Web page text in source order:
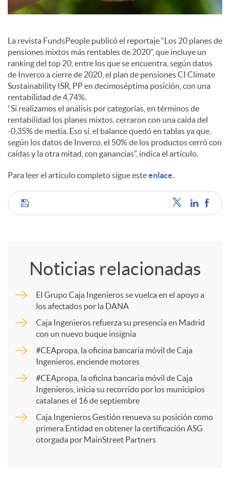
e
s
La revista FundsPeople publicó el reportaje “Los 20 planes de
pensiones mixtos más rentables de 2020”, que incluye un
ranking del top 20, entre los que se encuentra, según datos
de Inverco a cierre de 2020, el plan de pensiones CI Climate
Sustainability ISR, PP en decimoséptima posición, con una
rentabilidad de 4,74%.
“Si realizamos el análisis por categorías, en términos de
rentabilidad los planes mixtos, cerraron con una caída del
-0,35% de media. Eso sí, el balance quedó en tablas ya que,
según los datos de Inverco, el 50% de los productos cerró con
caídas y la otra mitad, con ganancias”, indica el artículo.
Para leer el artículo completo sigue esteenlace.
C
p
a
r
t
Noticias relacionadas
El Grupo Caja Ingenieros se vuelca en el apoyo a
los afectados por la DANA
Caja Ingenieros refuerza su presencia en Madrid
con un nuevo buque insignia
#CEApropa, la oficina bancaria móvil de Caja
Ingenieros, enciende motores
#CEApropa, la oficina bancaria móvil de Caja
Ingenieros, inicia su recorrido por los municipios
catalanes el 16 de septiembre
Caja Ingenieros Gestión renueva su posición como
primera Entidad en obtener la certificación ASG
otorgada por MainStreet Partners